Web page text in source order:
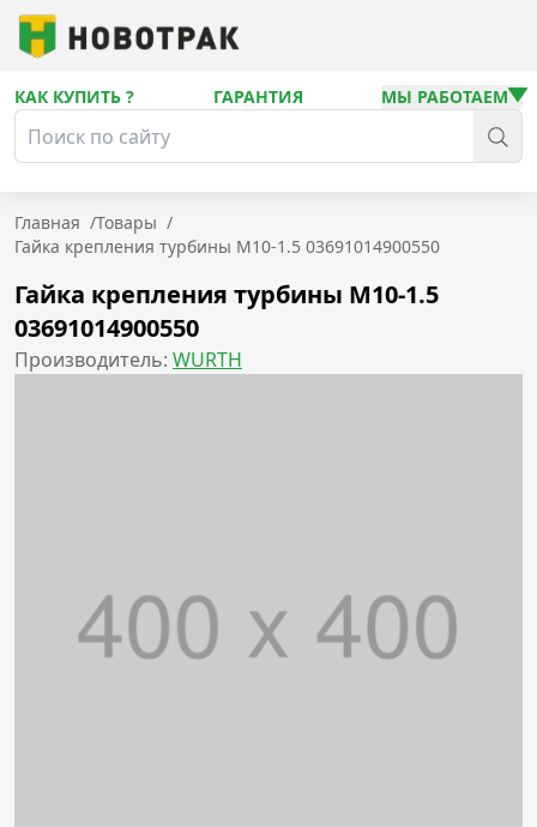
КАК КУПИТЬ ? ГАРАНТИЯ МЫ РАБОТАЕМ
Главная /Товары /
Гайка крепления турбины M10-1.5 03691014900550
Гайка крепления турбины M10-1.5
03691014900550
Производитель: WURTH